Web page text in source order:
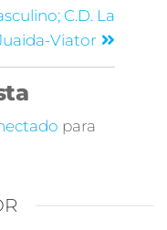
C.D. La
Viator
para